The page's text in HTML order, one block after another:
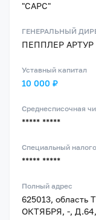
"САРС"
ГЕНЕРАЛЬНЫЙ
ПЕППЛЕР
Уставный капитал
10 000 ₽
Среднесписочная
***** *****
Специальный
***** *****
Полный адрес
625013,
ОКТЯБРЯ, -,